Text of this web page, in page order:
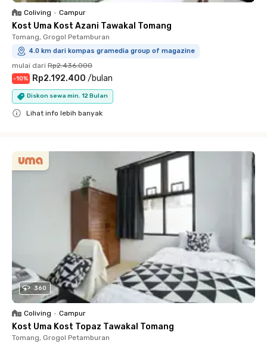
Coliving • Campur
Kost Uma Kost Azani Tawakal Tomang
Tomang, Grogol Petamburan
4.0 km dari kompas gramedia group of magazine
mulai dari Rp2.436.000
-10% Rp2.192.400 /bulan
Diskon sewa min. 12 Bulan
Lihat info lebih banyak
360
Coliving • Campur
Kost Uma Kost Topaz Tawakal Tomang
Tomang, Grogol Petamburan